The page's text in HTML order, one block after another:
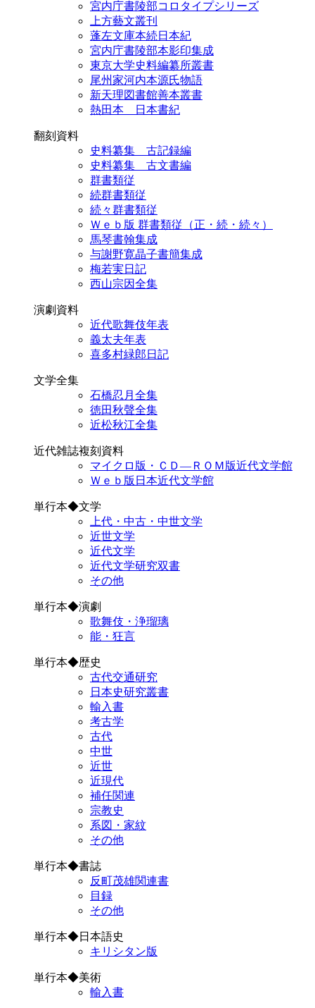
宮内庁書陵部コロタイプシリーズ
上方藝文叢刊
蓬左文庫本続日本紀
宮内庁書陵部本影印集成
東京大学史料編纂所叢書
尾州家河内本源氏物語
新天理図書館善本叢書
熱田本 日本書紀
翻刻資料
史料纂集 古記録編
史料纂集 古文書編
群書類従
続群書類従
続々群書類従
Ｗｅｂ版 群書類従（正・続・続々）
馬琴書翰集成
与謝野寛晶子書簡集成
梅若実日記
西山宗因全集
演劇資料
近代歌舞伎年表
義太夫年表
喜多村緑郎日記
文学全集
石橋忍月全集
徳田秋聲全集
近松秋江全集
近代雑誌複刻資料
マイクロ版・ＣＤ―ＲＯＭ版近代文学館
Ｗｅｂ版日本近代文学館
単行本◆文学
上代・中古・中世文学
近世文学
近代文学
近代文学研究双書
その他
単行本◆演劇
歌舞伎・浄瑠璃
能・狂言
単行本◆歴史
古代交通研究
日本史研究叢書
輸入書
考古学
古代
中世
近世
近現代
補任関連
宗教史
系図・家紋
その他
単行本◆書誌
反町茂雄関連書
目録
その他
単行本◆日本語史
キリシタン版
単行本◆美術
輸入書